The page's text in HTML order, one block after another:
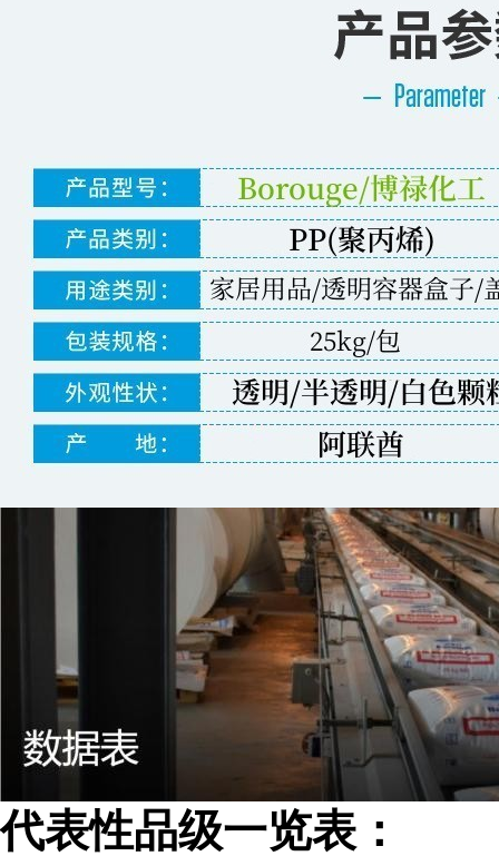
代表性品级一览表 ：